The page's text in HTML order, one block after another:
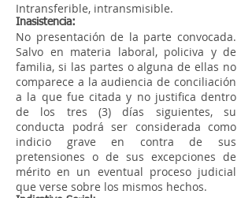
Intransferible, intransmisible.
Inasistencia:
No presentación de la parte convocada.
Salvo en materia laboral, policiva y de
familia, si las partes o alguna de ellas no
comparece a la audiencia de conciliación
a la que fue citada y no justifica dentro
de los tres (3) días siguientes, su
conducta podrá ser considerada como
indicio grave en contra de sus
pretensiones o de sus excepciones de
mérito en un eventual proceso judicial
que verse sobre los mismos hechos.